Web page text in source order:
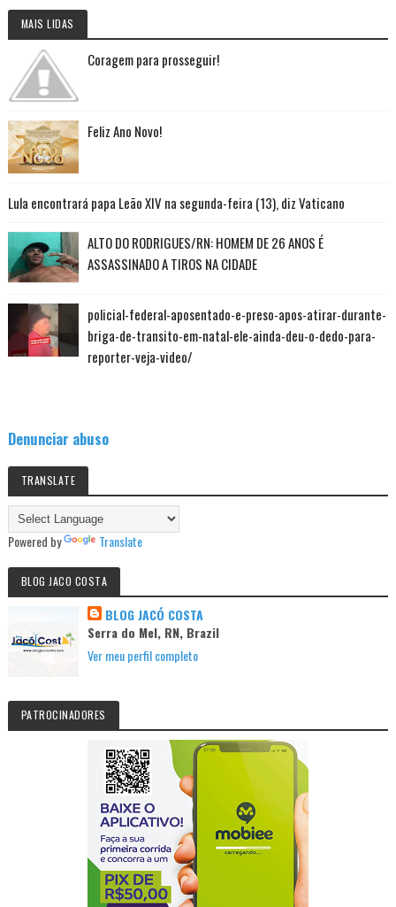
MAIS LIDAS
Coragem para prosseguir!
Feliz Ano Novo!
Lula encontrará papa Leão XIV na segunda-feira (13), diz Vaticano
ALTO DO RODRIGUES/RN: HOMEM DE 26 ANOS É
ASSASSINADO A TIROS NA CIDADE
policial-federal-aposentado-e-preso-apos-atirar-durante-
briga-de-transito-em-natal-ele-ainda-deu-o-dedo-para-
reporter-veja-video/
Denunciar abuso
TRANSLATE
Powered by Translate
BLOG JACO COSTA
BLOG JACÓ COSTA
Serra do Mel, RN, Brazil
Ver meu perfil completo
PATROCINADORES